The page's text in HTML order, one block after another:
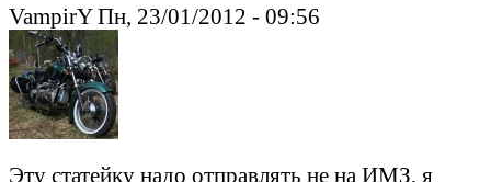
VampirY Пн, 23/01/2012 - 09:56
Эту статейку надо отправлять не на ИМЗ, я